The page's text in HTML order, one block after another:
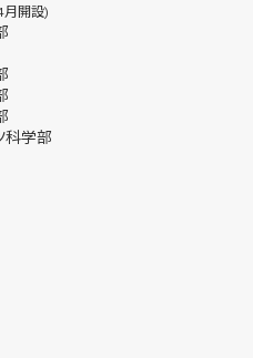
開設)
科学部